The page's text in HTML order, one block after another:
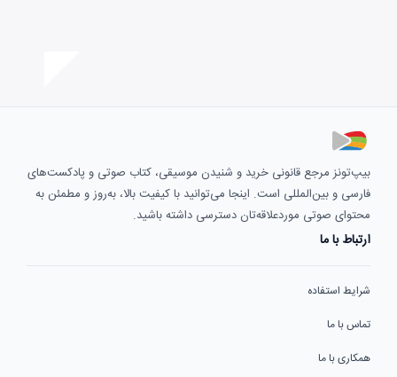
بیپ‌تونز مرجع قانونی خرید و شنیدن موسیقی، کتاب صوتی و پادکست‌های
فارسی و بین‌المللی است. اینجا می‌توانید با کیفیت بالا، به‌روز و مطمئن به
محتوای صوتی موردعلاقه‌تان دسترسی داشته باشید.
ارتباط با ما
شرایط استفاده
تماس با ما
همکاری با ما